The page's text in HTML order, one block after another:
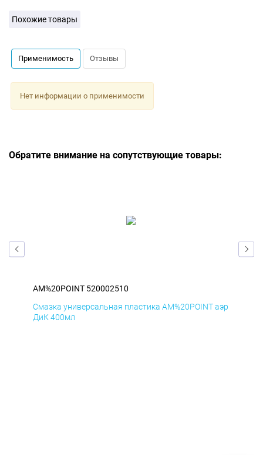
Похожие товары
Применимость Отзывы
Нет информации о применимости
Обратите внимание на сопутствующие товары:
AM%20POINT 520002510
Смазка универсальная пластика AM%20POINT аэр
ДиК 400мл